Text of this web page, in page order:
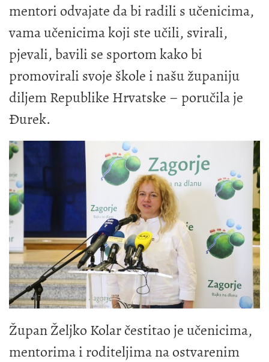
mentori odvajate da bi radili s učenicima,
vama učenicima koji ste učili, svirali,
pjevali, bavili se sportom kako bi
promovirali svoje škole i našu županiju
diljem Republike Hrvatske – poručila je
Đurek.
Župan Željko Kolar čestitao je učenicima,
mentorima i roditeljima na ostvarenim